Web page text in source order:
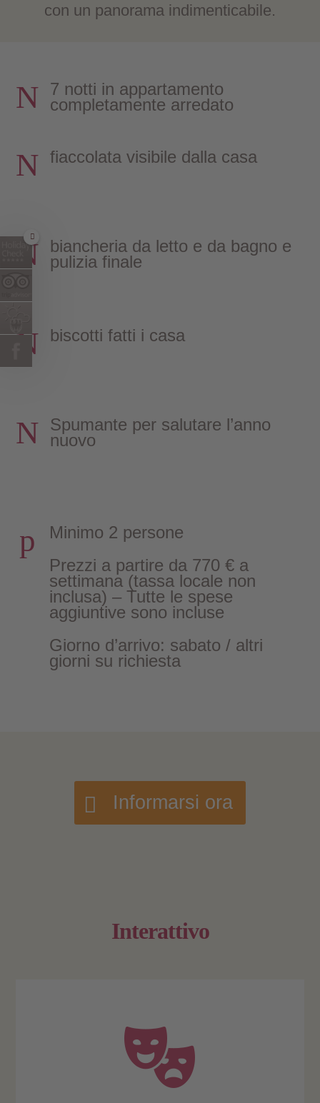
con un panorama indimenticabile.
N
7 notti in appartamento
completamente arredato
N fiaccolata visibile dalla casa
N
biancheria da letto e da bagno e
pulizia finale
N biscotti fatti i casa
N
Spumante per salutare l’anno
nuovo
p
Minimo 2 persone
Prezzi a partire da 770 € a
settimana (tassa locale non
inclusa) – Tutte le spese
aggiuntive sono incluse
Giorno d’arrivo: sabato / altri
giorni su richiesta
Informarsi ora
Interattivo